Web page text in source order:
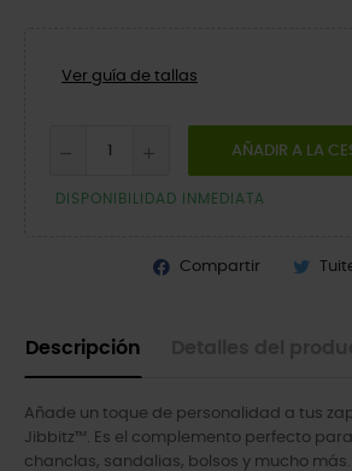
Ver guía de tallas
AÑADIR A LA
DISPONIBILIDAD INMEDIATA
Compartir
Descripción
Añade un toque de personalidad a tus
Jibbitz™. Es el complemento perfecto
chanclas, sandalias, bolsos y mucho más.